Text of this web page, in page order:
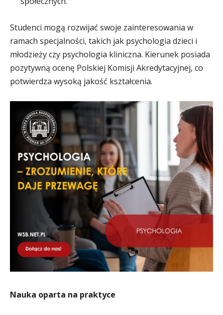
Studenci mogą rozwijać swoje zainteresowania w
ramach specjalności, takich jak psychologia dzieci i
młodzieży czy psychologia kliniczna. Kierunek posiada
pozytywną ocenę Polskiej Komisji Akredytacyjnej, co
potwierdza wysoką jakość kształcenia.
Nauka oparta na praktyce